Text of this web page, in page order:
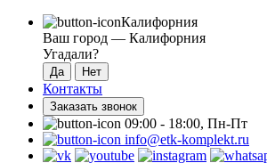
Калифорния
Ваш город — Калифорния
Угадали?
Контакты
Заказать звонок
09:00 - 18:00, Пн-Пт
info@etk-komplekt.ru